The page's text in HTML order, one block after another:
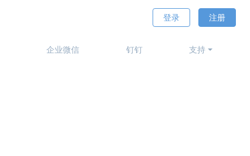
登录 注册
企业微信 钉钉 支持